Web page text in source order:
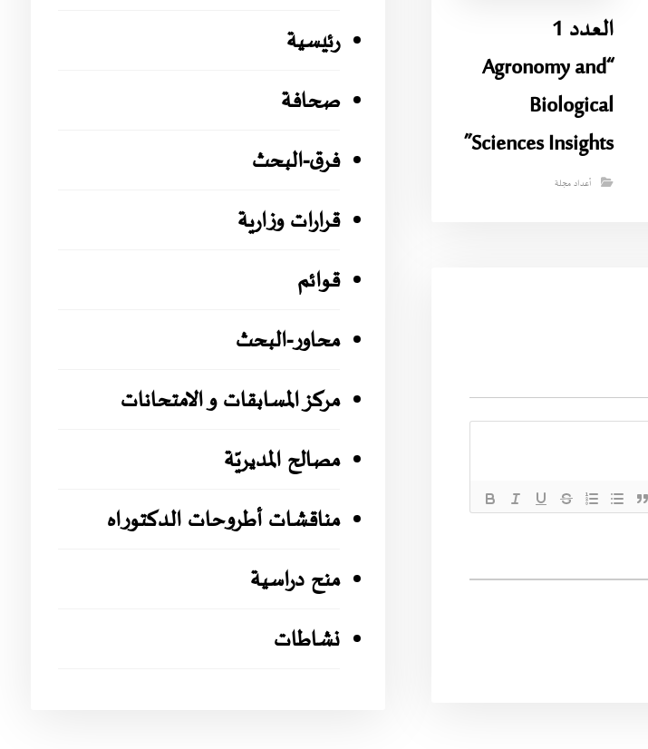
العدد 1
“Agronomy and
Biological
Sciences Insights”
أعداد مجلة
رئيسية
صحافة
فرق-البحث
قرارات وزارية
قوائم
محاور-البحث
مركز المسابقات و الامتحانات
مصالح المديريّة
مناقشات أطروحات الدكتوراه
منح دراسية
نشاطات